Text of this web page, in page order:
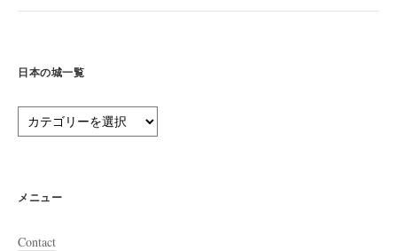
日本の城一覧
本
一
メニュー
Contact